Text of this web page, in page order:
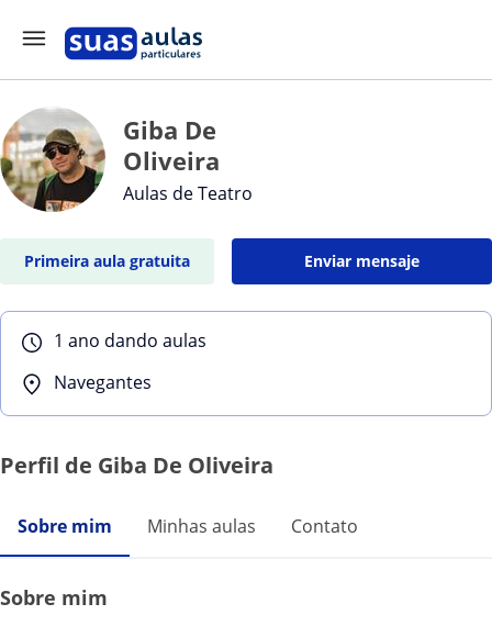
Giba De
Oliveira
Aulas de Teatro
Primeira aula gratuita Enviar mensaje
1 ano dando aulas
Navegantes
Perfil de Giba De Oliveira
Sobre mim Minhas aulas Contato
Sobre mim